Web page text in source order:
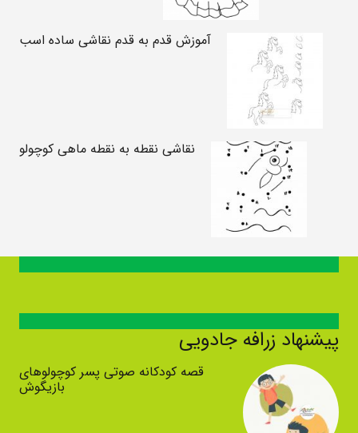
آموزش قدم به قدم نقاشی ساده اسب
نقاشی نقطه به نقطه ماهی کوچولو
پیشنهاد زرافه جادویی
قصه کودکانه صوتی پسر کوچولوهای
بازیگوش